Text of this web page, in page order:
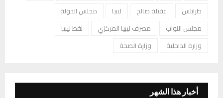
طرابلس
عقيلة صالح ليبيا
مجلس الدولة
مجلس النواب
مصرف ليبيا المركزي
نفط ليبيا
وزارة الداخلية
وزارة الصحة
أخبار هذا الشهر